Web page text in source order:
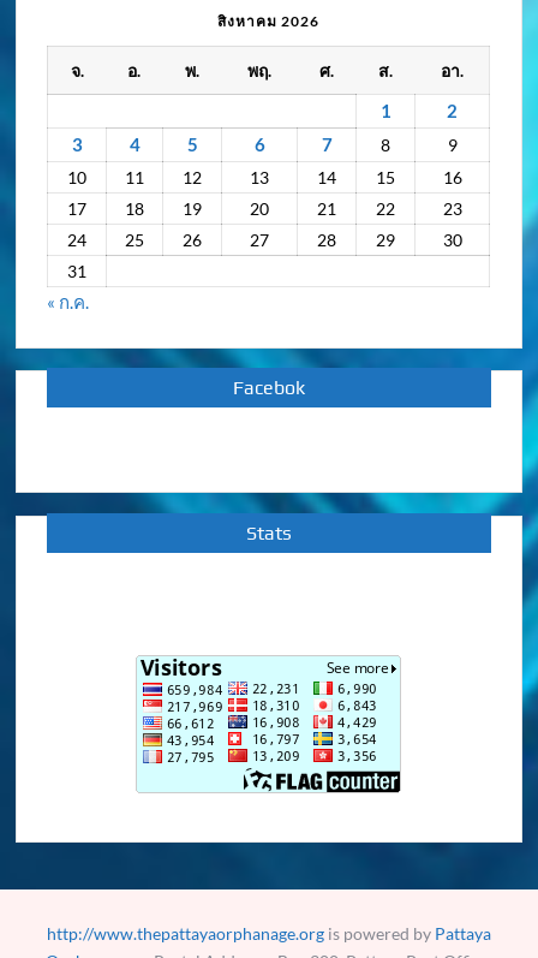
กิจกรรม
ย้อน
สิงหาคม 2026
จ. อ. พ. พฤ. ศ. ส. อา.
1
2
3
4 5 6 7 8
9
10
11 12 13 14 15
16
17
18 19 20 21 22
23
24
25 26 27 28 29
30
31
« ก.ค.
Facebok
Stats
http://www.thepattayaorphanage.orgis powered by Pattaya